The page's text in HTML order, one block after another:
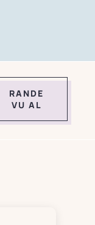
RANDE
VU AL